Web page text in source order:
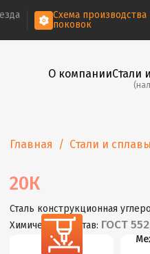
Схема производства
поковок
О компанииСтали
Главная Стали и
20К
Сталь конструкционная
Химический состав: ГОСТ
Резка